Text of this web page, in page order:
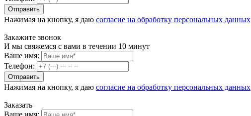
Нажимая на кнопку, я даю согласие на обработку персональных данных
Закажите звонок
И мы свяжемся с вами в течении 10 минут
Ваше имя:
Телефон:
Нажимая на кнопку, я даю согласие на обработку персональных данных
Заказать
Ваше имя: